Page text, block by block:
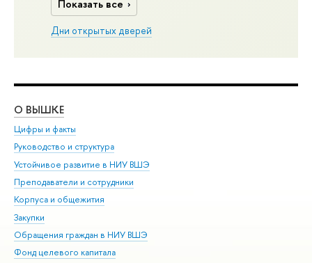
Показать все
Дни открытых дверей
О ВЫШКЕ
Цифры и факты
Руководство и структура
Устойчивое развитие в НИУ ВШЭ
Преподаватели и сотрудники
Корпуса и общежития
Закупки
Обращения граждан в НИУ ВШЭ
Фонд целевого капитала